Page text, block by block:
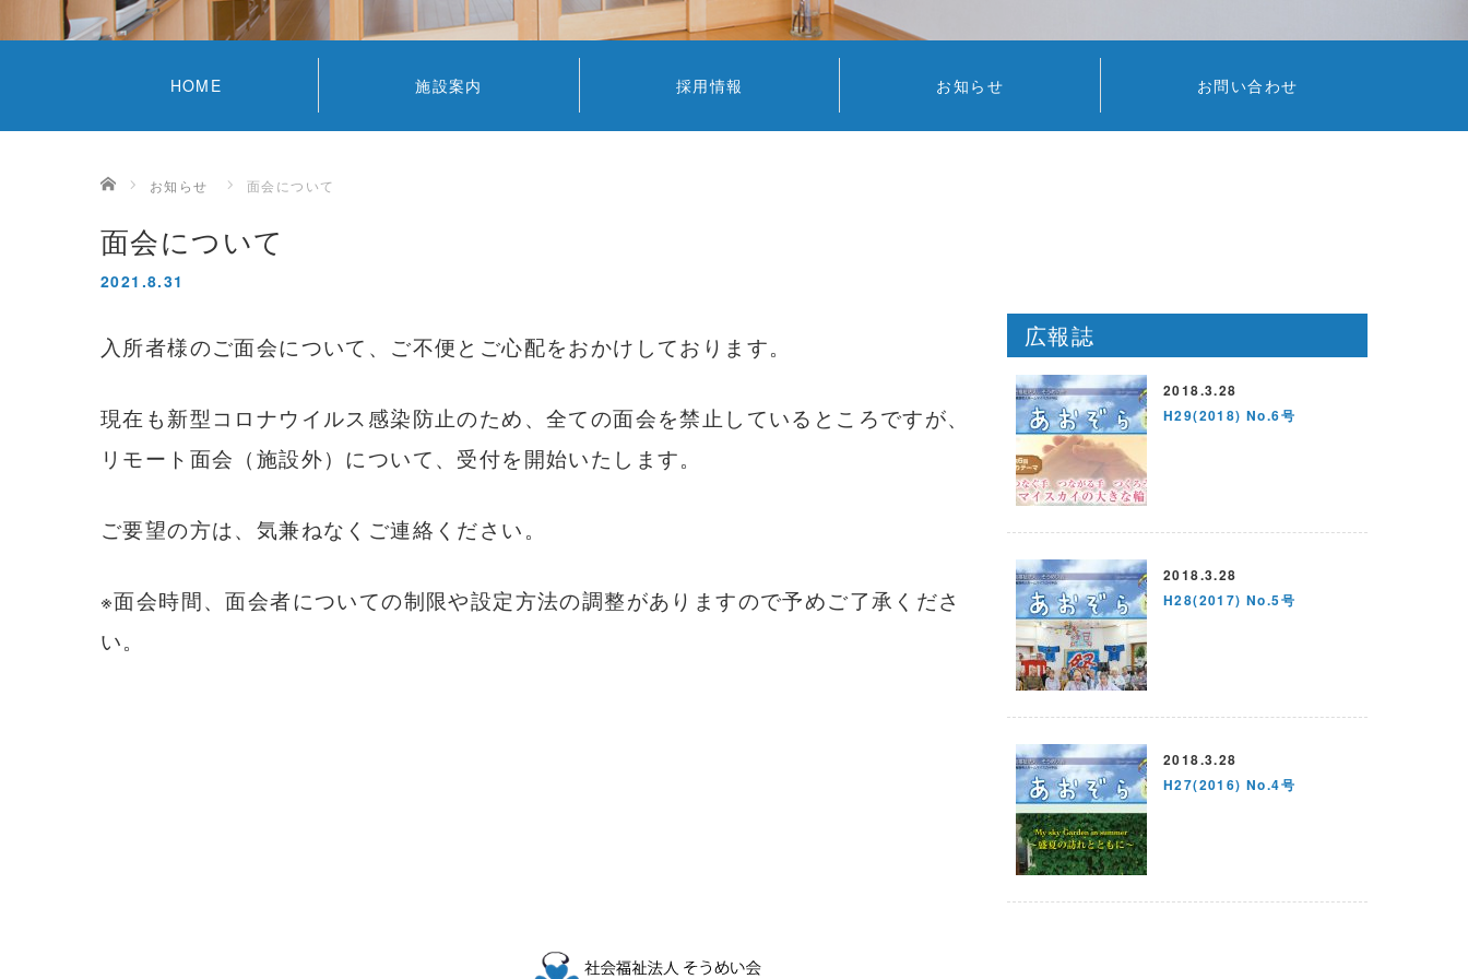
HOME 施設案内 採用情報 お知らせ お問い合わせ
ホーム お知らせ 面会について
面会について
2021.8.31
入所者様のご面会について、ご不便とご心配をおかけしております。
現在も新型コロナウイルス感染防止のため、全ての面会を禁止しているところですが、
リモート面会（施設外）について、受付を開始いたします。
ご要望の方は、気兼ねなくご連絡ください。
※面会時間、面会者についての制限や設定方法の調整がありますので予めご了承くださ
い。
広報誌
2018.3.28
H29(2018) No.6号
2018.3.28
H28(2017) No.5号
2018.3.28
H27(2016) No.4号